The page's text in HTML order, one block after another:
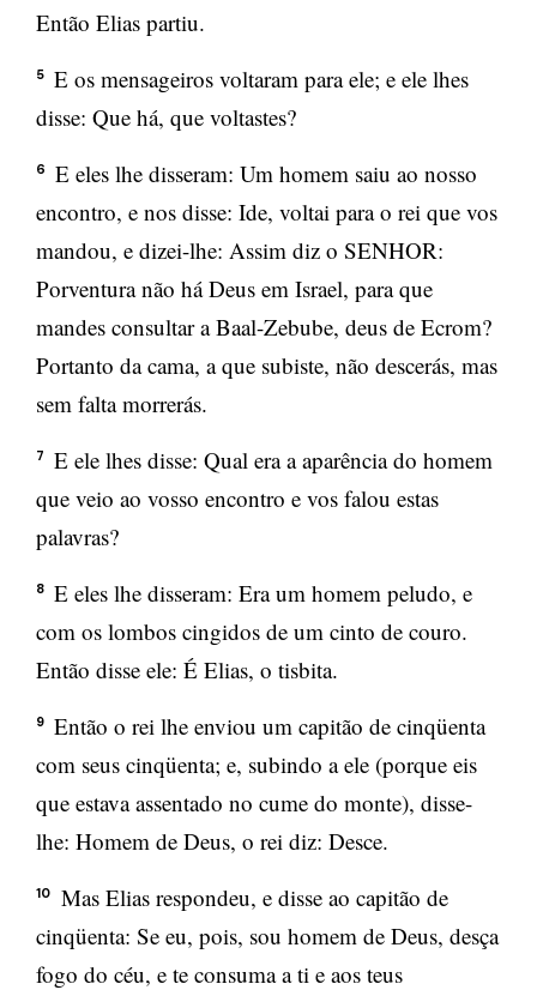
Então Elias partiu.
5
E os mensageiros voltaram para ele; e ele lhes
disse: Que há, que voltastes?
6
E eles lhe disseram: Um homem saiu ao nosso
encontro, e nos disse: Ide, voltai para o rei que vos
mandou, e dizei-lhe: Assim diz o SENHOR:
Porventura não há Deus em Israel, para que
mandes consultar a Baal-Zebube, deus de Ecrom?
Portanto da cama, a que subiste, não descerás, mas
sem falta morrerás.
7
E ele lhes disse: Qual era a aparência do homem
que veio ao vosso encontro e vos falou estas
palavras?
8
E eles lhe disseram: Era um homem peludo, e
com os lombos cingidos de um cinto de couro.
Então disse ele: É Elias, o tisbita.
9
Então o rei lhe enviou um capitão de cinqüenta
com seus cinqüenta; e, subindo a ele (porque eis
que estava assentado no cume do monte), disse-
lhe: Homem de Deus, o rei diz: Desce.
10
Mas Elias respondeu, e disse ao capitão de
cinqüenta: Se eu, pois, sou homem de Deus, desça
fogo do céu, e te consuma a ti e aos teus